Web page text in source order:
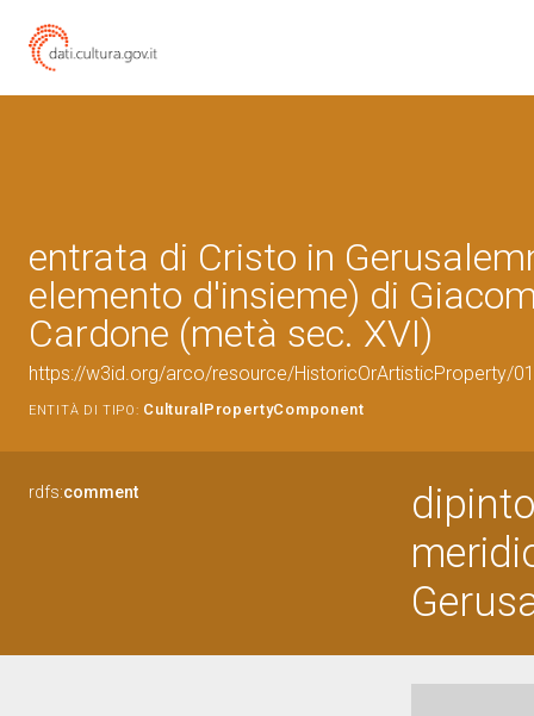
entrata di Cristo in
elemento d'insieme) di
Cardone (metà sec. XVI)
https://w3id.org/arco/resource/HistoricOrArtisticProperty/
ENTITÀ DI TIPO: CulturalPropertyComponent
rdfs:comment